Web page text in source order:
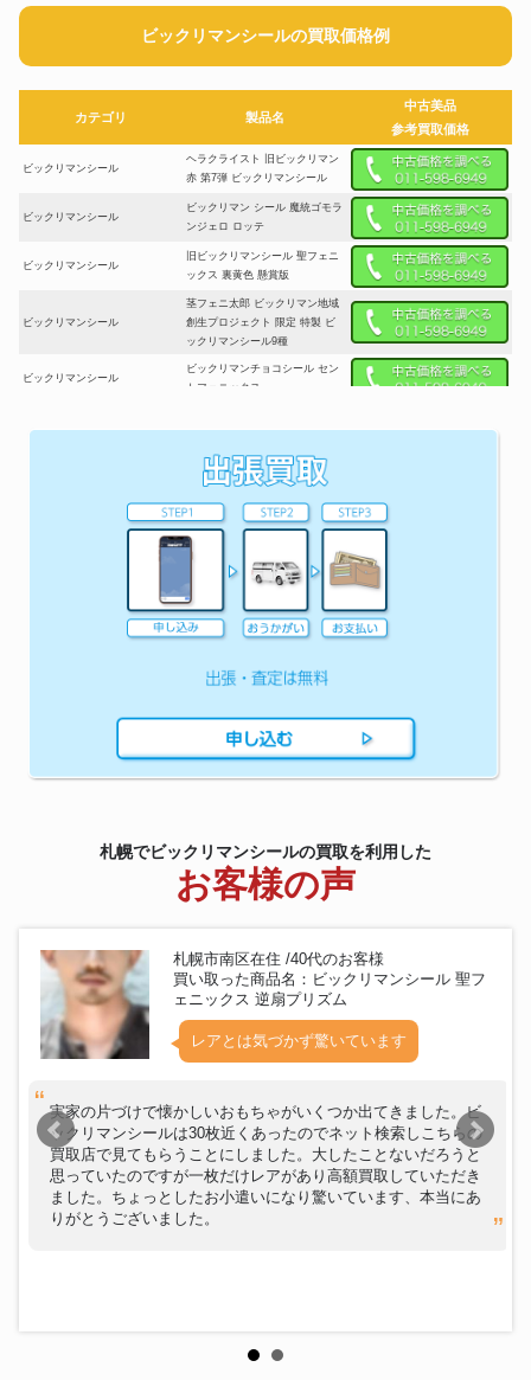
ビックリマンシールの買取価格例
カテゴリ 製品名
中古美品
参考買取価格
ビックリマンシール
ヘラクライスト 旧ビックリマン
赤 第7弾 ビックリマンシール
ビックリマンシール
ビックリマン シール 魔統ゴモラ
ンジェロ ロッテ
ビックリマンシール
旧ビックリマンシール 聖フェニ
ックス 裏黄色 懸賞版
ビックリマンシール
茎フェニ太郎 ビックリマン地域
創生プロジェクト 限定 特製 ビ
ックリマンシール9種
ビックリマンシール
ビックリマンチョコシール セン
トフェニックス
AKBックリマン 49th シングル総
選挙 会場限定 スーパーキタリエ
王女 シール & フォルダー 北原
里英 ビックリマン AKB48 シー
ル 非売品
ビックリマン 悪魔が天使になっ
ちゃったビックリマンシール付
き宿泊プラン 特典シール ワンダ
ー天使マリア
ッド五条ロココ ビックリマン ロ
ッテ
ビックリマンシール
ワンピースREDシール シークレ
ット2種 ビックリマンシール
札幌でビックリマンシールの買取を利用した
お客様の声
札幌市南区在住 /40代のお客様
買い取った商品名：ビックリマンシール 聖フ
ェニックス 逆扇プリズム
レアとは気づかず驚いています
実家の片づけで懐かしいおもちゃがいくつか出てきました。ビ
ックリマンシールは30枚近くあったのでネット検索しこちらの
買取店で見てもらうことにしました。大したことないだろうと
思っていたのですが一枚だけレアがあり高額買取していただき
ました。ちょっとしたお小遣いになり驚いています、本当にあ
りがとうございました。